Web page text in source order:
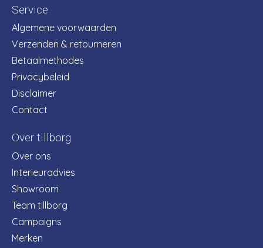
Service
Algemene voorwaarden
Verzenden & retourneren
Betaalmethodes
Privacybeleid
Disclaimer
Contact
Over tillborg
Over ons
Interieuradvies
Showroom
Team tillborg
Campaigns
Merken